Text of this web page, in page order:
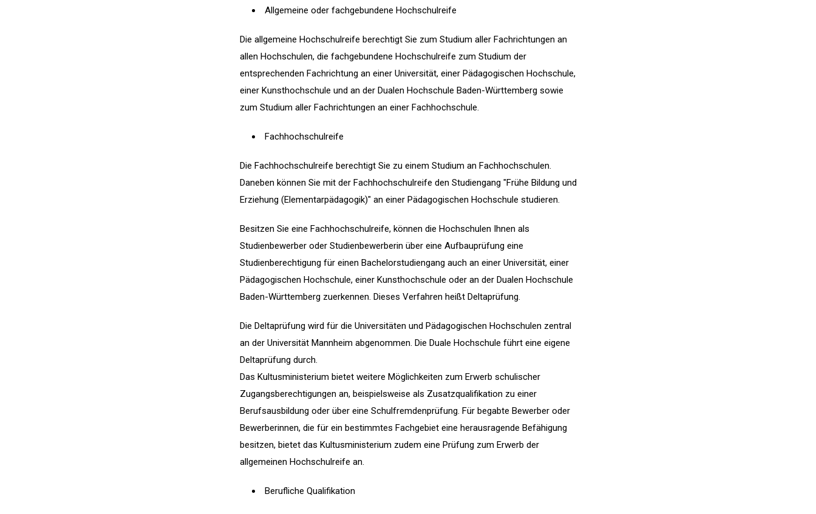
Allgemeine oder fachgebundene Hochschulreife
Die allgemeine Hochschulreife berechtigt Sie zum Studium aller Fachrichtungen an
allen Hochschulen, die fachgebundene Hochschulreife zum Studium der
entsprechenden Fachrichtung an einer Universität, einer Pädagogischen Hochschule,
einer Kunsthochschule und an der Dualen Hochschule Baden-Württemberg sowie
zum Studium aller Fachrichtungen an einer Fachhochschule.
Fachhochschulreife
Die Fachhochschulreife berechtigt Sie zu einem Studium an Fachhochschulen.
Daneben können Sie mit der Fachhochschulreife den Studiengang "Frühe Bildung und
Erziehung (Elementarpädagogik)" an einer Pädagogischen Hochschule studieren.
Besitzen Sie eine Fachhochschulreife, können die Hochschulen Ihnen als
Studienbewerber oder Studienbewerberin über eine Aufbauprüfung eine
Studienberechtigung für einen Bachelorstudiengang auch an einer Universität, einer
Pädagogischen Hochschule, einer Kunsthochschule oder an der Dualen Hochschule
Baden-Württemberg zuerkennen. Dieses Verfahren heißt Deltaprüfung.
Die Deltaprüfung wird für die Universitäten und Pädagogischen Hochschulen zentral
an der Universität Mannheim abgenommen. Die Duale Hochschule führt eine eigene
Deltaprüfung durch.
Das Kultusministerium bietet weitere Möglichkeiten zum Erwerb schulischer
Zugangsberechtigungen an, beispielsweise als Zusatzqualifikation zu einer
Berufsausbildung oder über eine Schulfremdenprüfung. Für begabte Bewerber oder
Bewerberinnen, die für ein bestimmtes Fachgebiet eine herausragende Befähigung
besitzen, bietet das Kultusministerium zudem eine Prüfung zum Erwerb der
allgemeinen Hochschulreife an.
Berufliche Qualifikation